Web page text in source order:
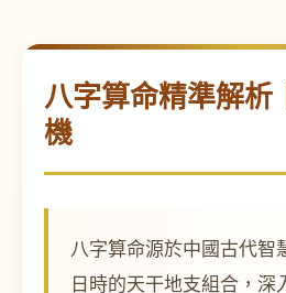
八字算命精準解析
機
八字算命源於中國古代智
日時的天干地支組合，深